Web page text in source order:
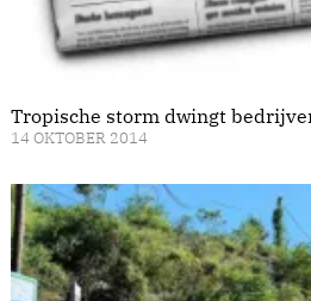
Tropische storm dwingt
14 OKTOBER 2014